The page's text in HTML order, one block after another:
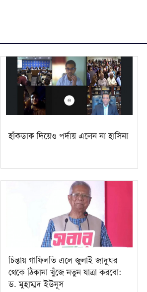
হাঁকডাক দিয়েও পর্দায় এলেন না হাসিনা
চিন্তায় গাফিলতি এলে জুলাই জাদুঘর
থেকে ঠিকানা খুঁজে নতুন যাত্রা করবো:
ড. মুহাম্মদ ইউনূস